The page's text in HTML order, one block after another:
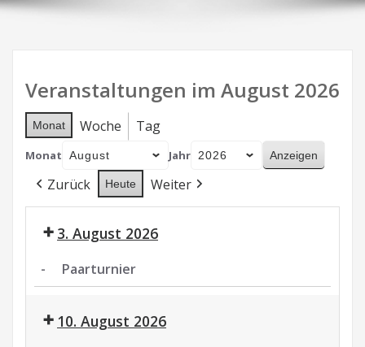
Veranstaltungen im August 2026
Monat Woche Tag
Monat Jahr
Zurück Heute Weiter
3. August 2026
- Paarturnier
10. August 2026